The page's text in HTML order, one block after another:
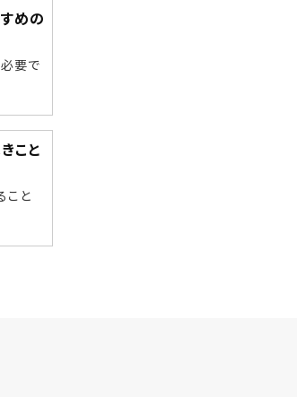
めの
要で
こと
こと